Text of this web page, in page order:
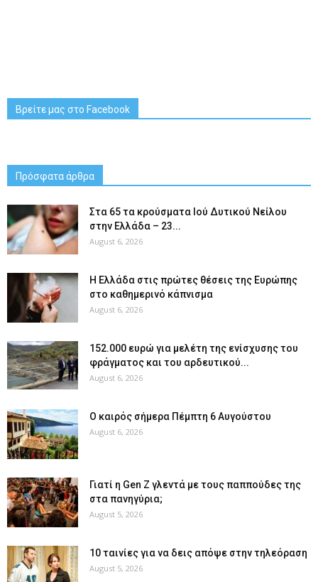
Βρείτε μας στο Facebook
Πρόσφατα άρθρα
Στα 65 τα κρούσματα Ιού Δυτικού Νείλου
στην Ελλάδα – 23...
August 6, 2026
Η Ελλάδα στις πρώτες θέσεις της Ευρώπης
στο καθημερινό κάπνισμα
August 6, 2026
152.000 ευρώ για μελέτη της ενίσχυσης του
φράγματος και του αρδευτικού...
August 6, 2026
Ο καιρός σήμερα Πέμπτη 6 Αυγούστου
August 6, 2026
Γιατί η Gen Z γλεντά με τους παππούδες της
στα πανηγύρια;
August 5, 2026
10 ταινίες για να δεις απόψε στην τηλεόραση
August 5, 2026